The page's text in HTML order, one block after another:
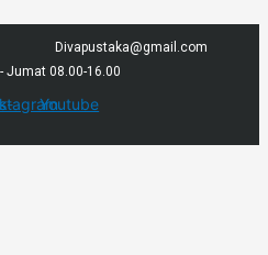
Divapustaka@gmail.com
Jumat 08.00-16.00
Youtube